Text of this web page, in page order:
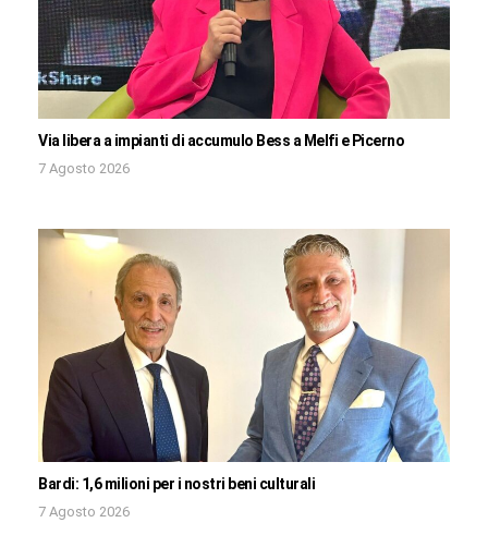
Via libera a impianti di accumulo Bess a Melfi e Picerno
7 Agosto 2026
Bardi: 1,6 milioni per i nostri beni culturali
7 Agosto 2026